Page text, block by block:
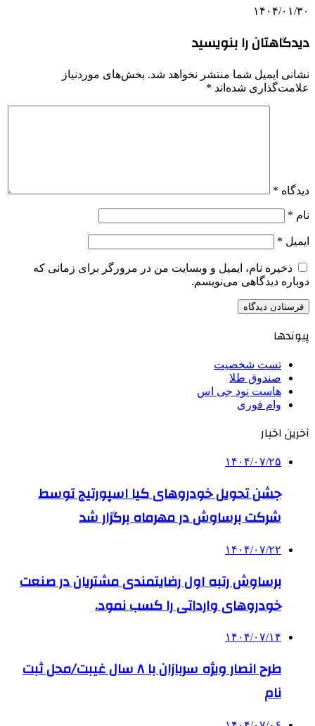
۱۴۰۴/۰۱/۳۰
دیدگاهتان را بنویسید
نشانی ایمیل شما منتشر نخواهد شد. بخش‌های موردنیاز
علامت‌گذاری شده‌اند *
دیدگاه *
نام *
ایمیل *
ذخیره نام، ایمیل و وبسایت من در مرورگر برای زمانی که
دوباره دیدگاهی می‌نویسم.
پیوندها
تست شخصیت
صندوق طلا
هاست نود جی اس
وام فوری
آخرین اخبار
۱۴۰۴/۰۷/۲۵
جشن تحویل خودروهای کیا اسپورتیج توسط
شرکت برساوش در مهرماه برگزار شد
۱۴۰۴/۰۷/۲۲
برساوش رتبه اول رضایتمندی مشتریان در صنعت
خودروهای وارداتی را کسب نمود.
۱۴۰۴/۰۷/۱۴
طرح انصار ویژه سربازان با ۸ سال غیبت/محل ثبت
نام